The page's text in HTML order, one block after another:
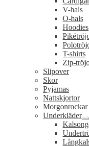
V-hals
O-hals
Hoodies
T-shirts
Zip-
Slipover
Skor
Pyjamas
Nattskjortor
Morgonrockar
Underkläder